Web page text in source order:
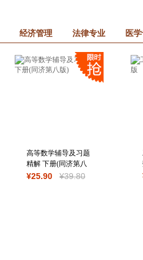
经济管理 法律专业 医
高等数学辅导及习题
精解 下册(同济第八
版)
¥25.90 ¥39.80